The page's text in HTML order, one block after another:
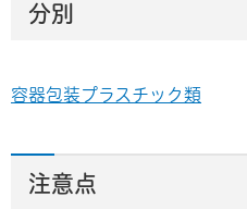
分別
容器包装プラスチック類
注意点